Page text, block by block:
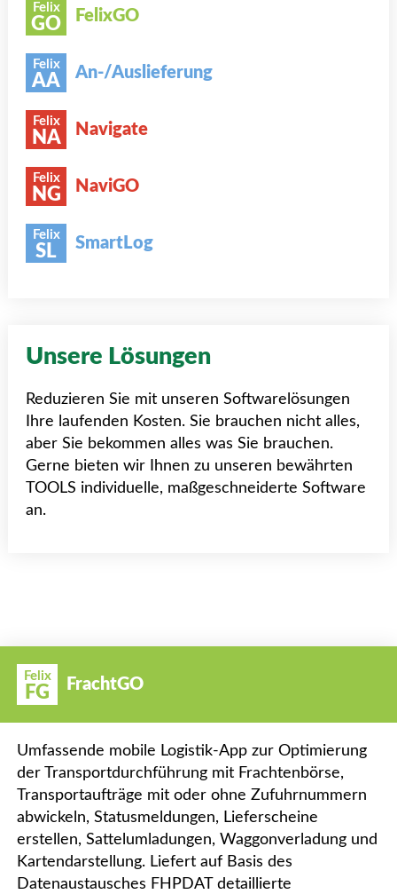
Felix
GO FelixGO
Felix
AA An-/Auslieferung
Felix
NA Navigate
Felix
NG NaviGO
Felix
SL SmartLog
Unsere Lösungen
Reduzieren Sie mit unseren Softwarelösungen
Ihre laufenden Kosten. Sie brauchen nicht alles,
aber Sie bekommen alles was Sie brauchen.
Gerne bieten wir Ihnen zu unseren bewährten
TOOLS individuelle, maßgeschneiderte Software
an.
Felix
FG FrachtGO
Umfassende mobile Logistik-App zur Optimierung
der Transportdurchführung mit Frachtenbörse,
Transportaufträge mit oder ohne Zufuhrnummern
abwickeln, Statusmeldungen, Lieferscheine
erstellen, Sattelumladungen, Waggonverladung und
Kartendarstellung. Liefert auf Basis des
Datenaustausches FHPDAT detaillierte